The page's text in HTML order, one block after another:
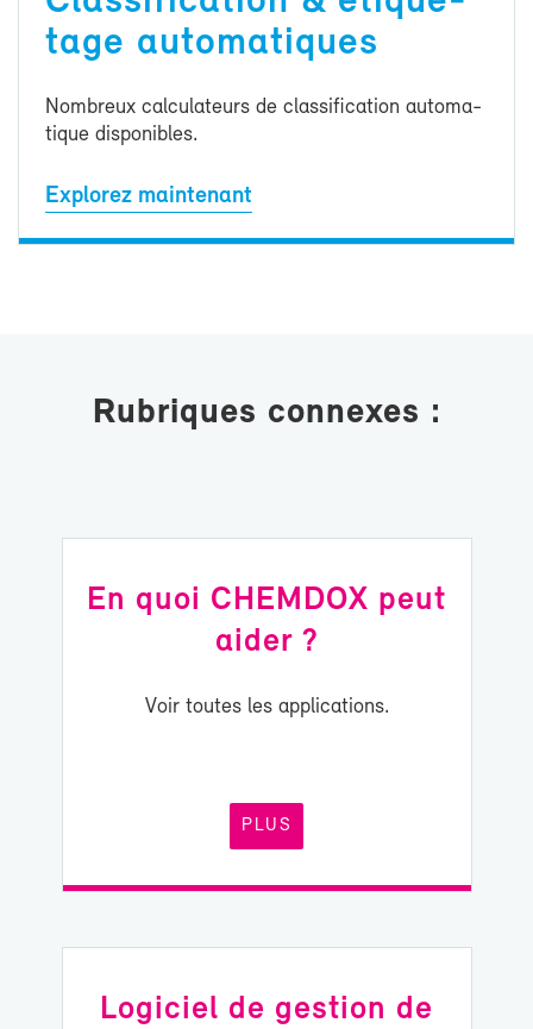
tage au­to­ma­tiques
Nom­breux cal­cu­la­teurs de clas­si­fi­ca­tion au­to­ma­
tique dis­po­nibles.
Ex­plo­rez main­te­nant
Ru­briques connexes :
En quoi CHEM­DOX peut
ai­der ?
Voir toutes les ap­pli­ca­tions.
PLUS
Lo­gi­ciel de ges­tion de